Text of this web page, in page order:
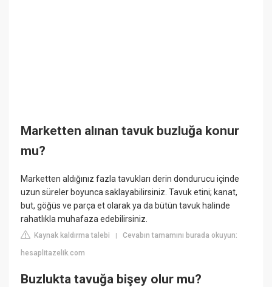
Marketten alınan tavuk buzluğa konur
mu?
Marketten aldığınız fazla tavukları derin dondurucu içinde
uzun süreler boyunca saklayabilirsiniz. Tavuk etini; kanat,
but, göğüs ve parça et olarak ya da bütün tavuk halinde
rahatlıkla muhafaza edebilirsiniz.
Kaynak kaldırma talebi |Cevabın tamamını burada okuyun:
hesaplitazelik.com
Buzlukta tavuğa bişey olur mu?